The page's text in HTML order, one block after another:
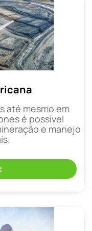
até mesmo em
é possível
e manejo